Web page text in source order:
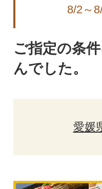
8/2～
ご指定の条
んでした。
愛媛